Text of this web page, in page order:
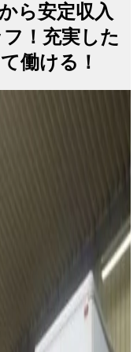
ら安定収入
！充実した
働ける！